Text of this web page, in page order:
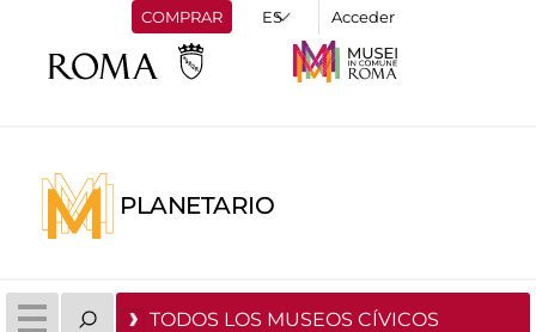
COMPRAR Acceder
PLANETARIO
TODOS LOS MUSEOS CÍVICOS